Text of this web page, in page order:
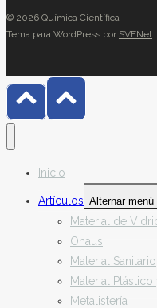
© 2026 Química Científica
Tema para WordPress por SVFNet
Inicio
Artículos Alternar menú
Material de
Ohaus
Material Sanitario
Material Plástico
Metalistería